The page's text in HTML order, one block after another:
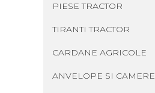
PIESE TRACTOR
TIRANTI TRACTOR
CARDANE AGRICOLE
ANVELOPE SI CAMERE